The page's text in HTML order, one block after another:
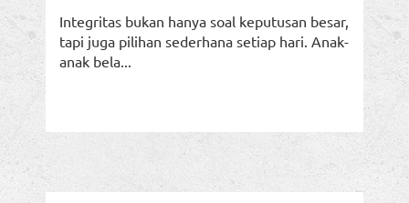
Integritas bukan hanya soal keputusan besar,
tapi juga pilihan sederhana setiap hari. Anak-
anak bela...